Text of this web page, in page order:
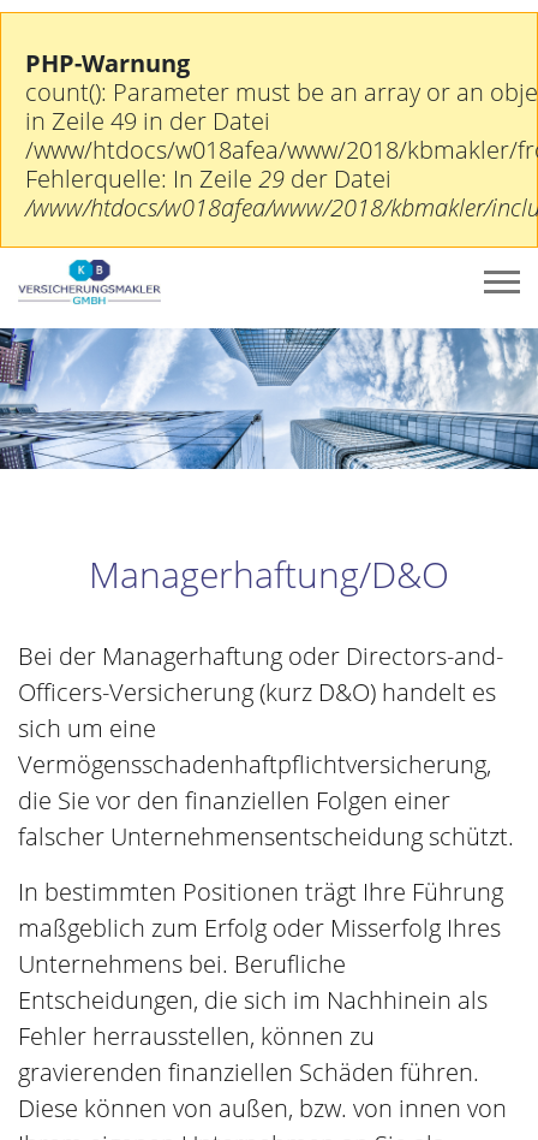
PHP-Warnung
count(): Parameter must be an array or an
in Zeile 49 in der Datei
/www/htdocs/w018afea/www/2018/kbmakler/
Fehlerquelle: In Zeile 29 der Datei
/www/htdocs/w018afea/www/2018/kbmakler/
Managerhaftung/D&O
Officers-Versicherung (kurz D&O) handelt es
sich um eine
Vermögensschadenhaftpflichtversicherung,
die Sie vor den finanziellen Folgen einer
falscher Unternehmensentscheidung schützt.
maßgeblich zum Erfolg oder Misserfolg Ihres
Unternehmens bei. Berufliche
Entscheidungen, die sich im Nachhinein als
Fehler herrausstellen, können zu
gravierenden finanziellen Schäden führen.
Diese können von außen, bzw. von innen von
Ihrem eigenen Unternehmen an Sie als